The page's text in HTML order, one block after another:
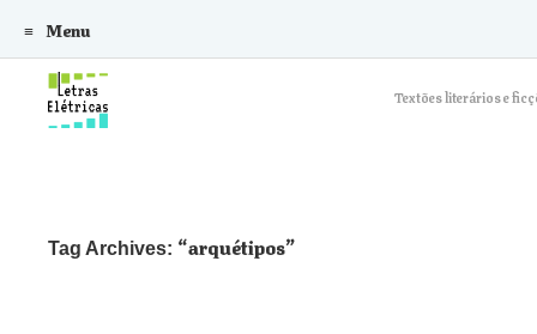
Textões literários e
Menu
Skip to content
Tag Archives: arquétipos